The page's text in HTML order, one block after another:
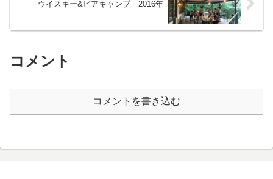
ウイスキー&ビアキャンプ 2016年
コメント
コメントを書き込む